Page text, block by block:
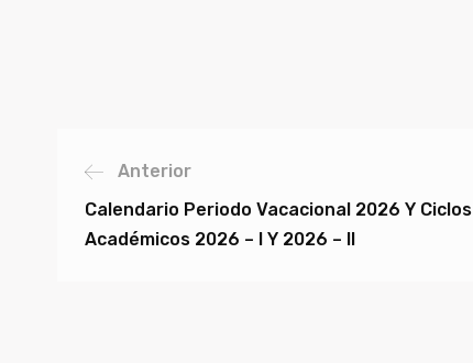
Anterior
Calendario Periodo Vacacional 2026 Y Ciclos
Académicos 2026 – I Y 2026 – II